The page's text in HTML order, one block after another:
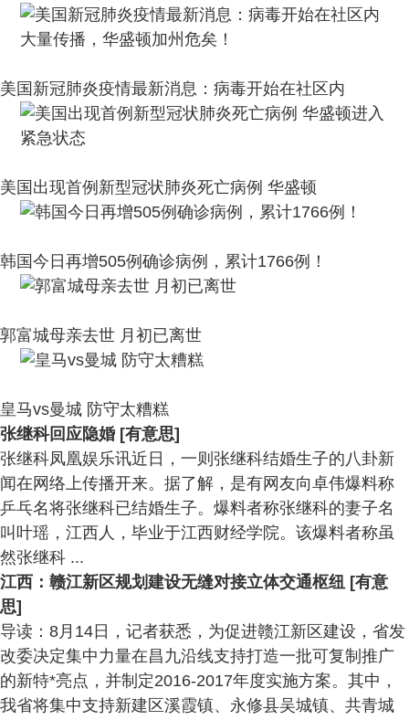
美国新冠肺炎疫情最新消息：病毒开始在社区内
美国出现首例新型冠状肺炎死亡病例 华盛顿
韩国今日再增505例确诊病例，累计1766例！
郭富城母亲去世 月初已离世
皇马vs曼城 防守太糟糕
张继科回应隐婚 [有意思]
张继科凤凰娱乐讯近日，一则张继科结婚生子的八卦新
闻在网络上传播开来。据了解，是有网友向卓伟爆料称
乒乓名将张继科已结婚生子。爆料者称张继科的妻子名
叫叶瑶，江西人，毕业于江西财经学院。该爆料者称虽
然张继科 ...
江西：赣江新区规划建设无缝对接立体交通枢纽 [有意
思]
导读：8月14日，记者获悉，为促进赣江新区建设，省发
改委决定集中力量在昌九沿线支持打造一批可复制推广
的新特*亮点，并制定2016-2017年度实施方案。其中，
我省将集中支持新建区溪霞镇、永修县吴城镇、共青城